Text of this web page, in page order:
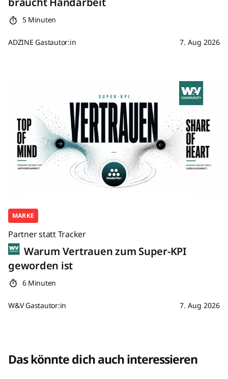
5 Minuten
ADZINE Gastautor:in 7. Aug 2026
MARKE
Partner statt Tracker
Warum Vertrauen zum Super-KPI
geworden ist
6 Minuten
W&V Gastautor:in 7. Aug 2026
Das könnte dich auch interessieren